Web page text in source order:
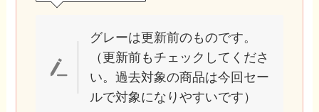
グレーは更新前のものです。
（更新前もチェックしてくださ
い。過去対象の商品は今回セー
ルで対象になりやすいです）